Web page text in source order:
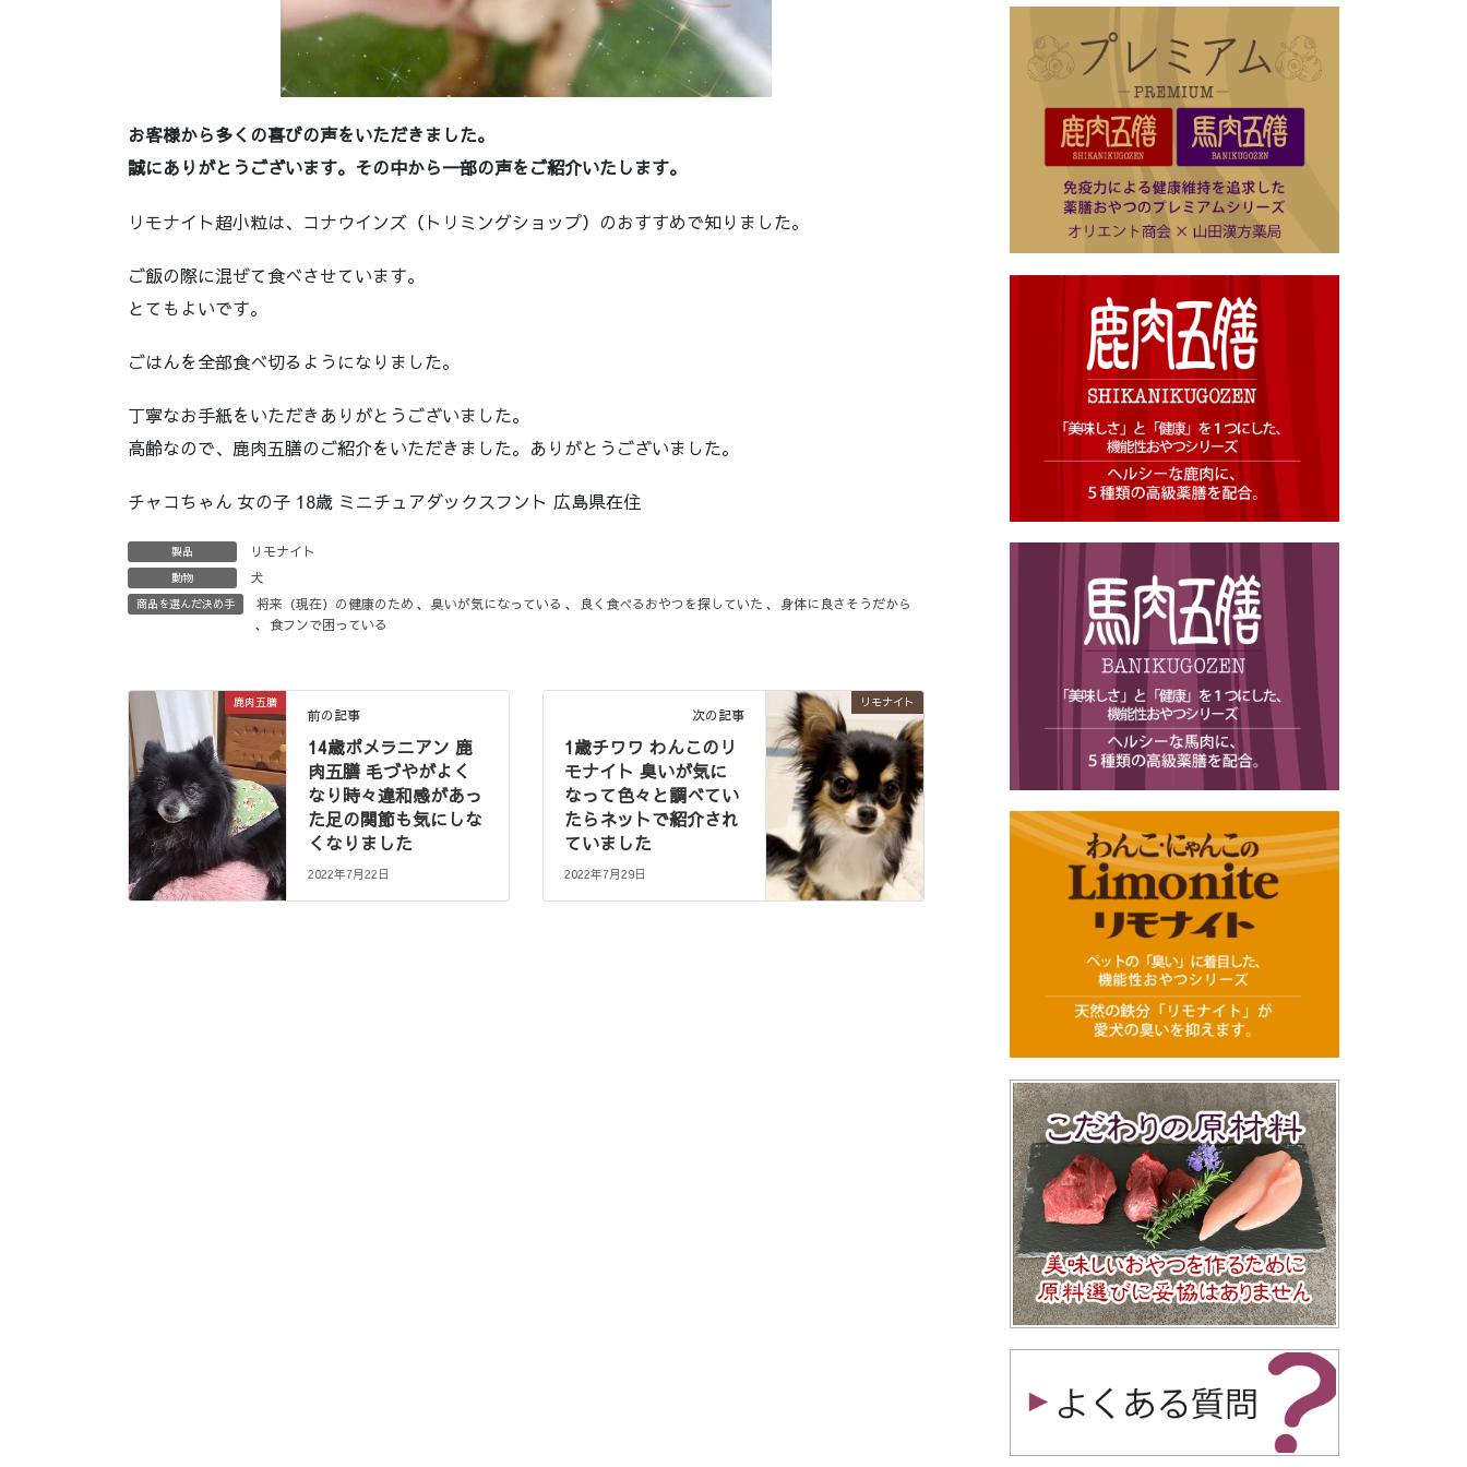
お客様から多くの喜びの声をいただきました。
誠にありがとうございます。その中から一部の声をご紹介いたします。
リモナイト超小粒は、コナウインズ（トリミングショップ）のおすすめで知りました。
ご飯の際に混ぜて食べさせています。
とてもよいです。
ごはんを全部食べ切るようになりました。
丁寧なお手紙をいただきありがとうございました。
高齢なので、鹿肉五膳のご紹介をいただきました。ありがとうございました。
チャコちゃん 女の子 18歳 ミニチュアダックスフント 広島県在住
製品 リモナイト
動物 犬
商品を選んだ決め手 将来（現在）の健康のため 、 臭いが気になっている 、 良く食べるおやつを探していた 、 身体に良さそうだから
、 食フンで困っている
鹿肉五膳
前の記事
14歳ポメラニアン 鹿
肉五膳 毛づやがよく
なり時々違和感があっ
た足の関節も気にしな
くなりました
2022年7月22日
リモナイト
次の記事
1歳チワワ わんこのリ
モナイト 臭いが気に
なって色々と調べてい
たらネットで紹介され
ていました
2022年7月29日